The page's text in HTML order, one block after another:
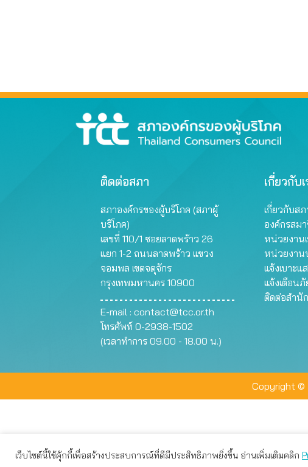
ติดต่อสภา
สภาองค์กรของผู้บริโภค (สภาผู้
บริโภค)
เลขที่ 110/1 ซอยลาดพร้าว 26
แยก 1-2 ถนนลาดพร้าว แขวง
จอมพล เขตจตุจักร
กรุงเทพมหานคร 10900
E-mail : contact@tcc.or.th
โทรศัพท์ 0-2938-1502
(เวลาทำการ 09.00 - 18.00 น.)
เกี่ยวกับเ
เกี่ยวกับส
องค์กรสม
หน่วยงาน
หน่วยงาน
แจ้งเบาะแ
แจ้งเตือนภั
ติดต่อสำนั
Copyright ©
เว็บไซต์นี้ใช้คุ้กกี้เพื่อสร้างประสบการณ์ที่ดีมีประสิทธิภาพยิ่งขึ้น อ่านเพิ่มเติมคลิก
เว็บไซต์นี้ใช้คุกกี้เพื่อมอบประสบการณ์การใช้งานที่ดีให้แก่ท่าน คุณสาม